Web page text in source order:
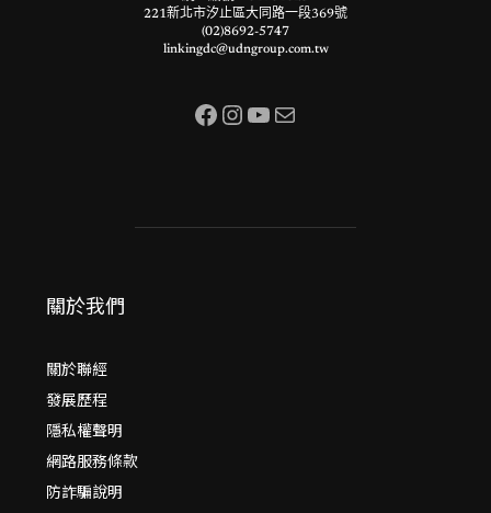
221新北市汐止區大同路一段369號
(02)8692-5747
linkingdc@udngroup.com.tw
Facebook InstagramYouTube 電子郵件
關於我們
關於聯經
發展歷程
隱私權聲明
網路服務條款
防詐騙說明